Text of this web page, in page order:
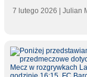
7 lutego 2026 | Julian